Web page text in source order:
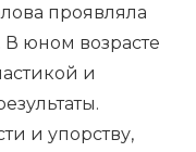
проявляла
юном возрасте
и
и упорству,